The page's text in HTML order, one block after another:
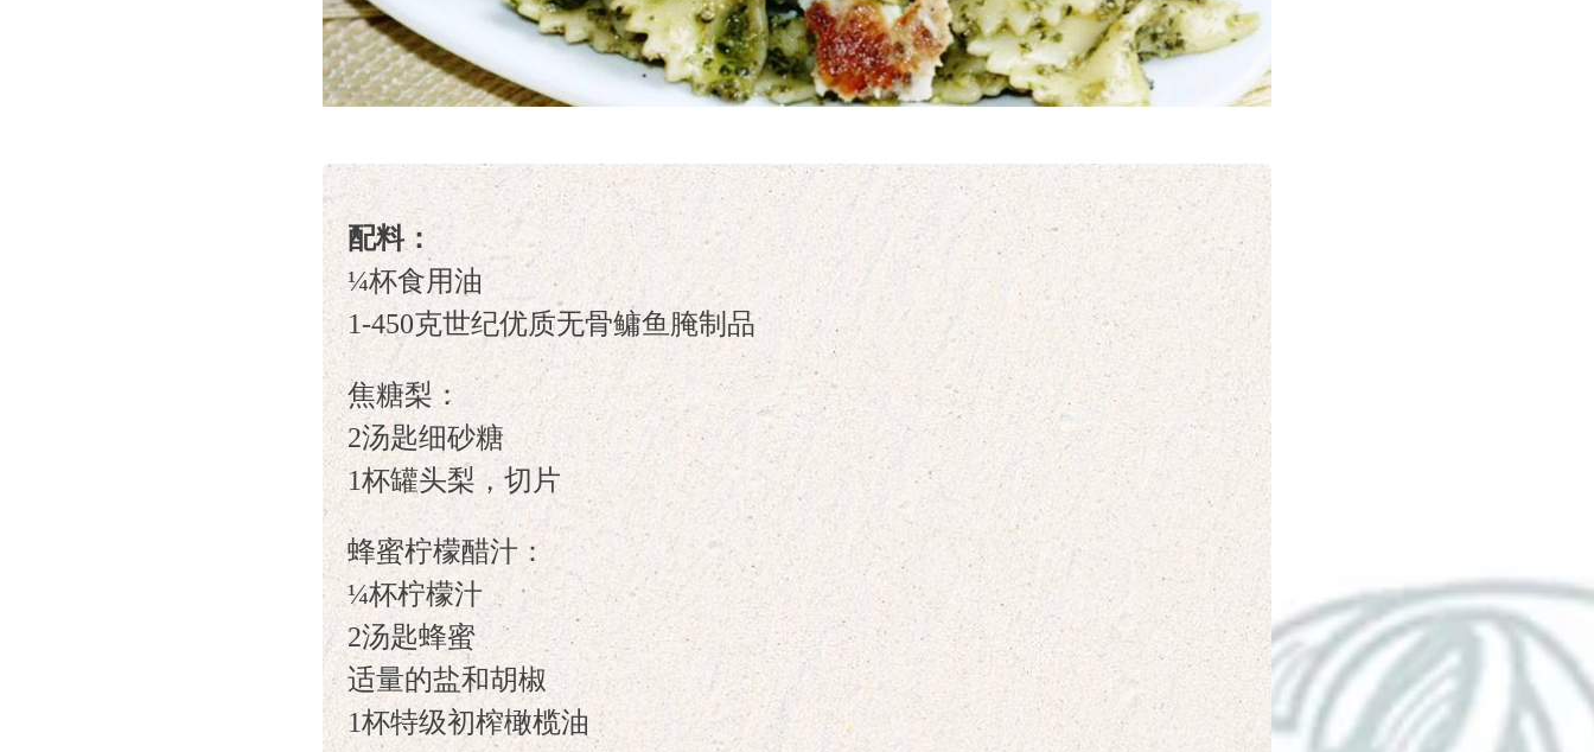
配料：
¼杯食用油
1-450克世纪优质无骨鳙鱼腌制品
焦糖梨：
2汤匙细砂糖
1杯罐头梨，切片
蜂蜜柠檬醋汁：
¼杯柠檬汁
2汤匙蜂蜜
适量的盐和胡椒
1杯特级初榨橄榄油